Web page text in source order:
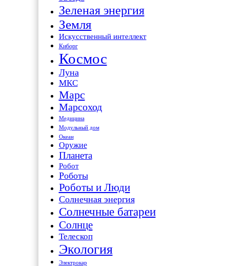
Зеленая энергия
Земля
Искусственный интеллект
Киборг
Космос
Луна
МКС
Марс
Марсоход
Медицина
Модульный дом
Океан
Оружие
Планета
Робот
Роботы
Роботы и Люди
Солнечная энергия
Солнечные батареи
Солнце
Телескоп
Экология
Электрокар